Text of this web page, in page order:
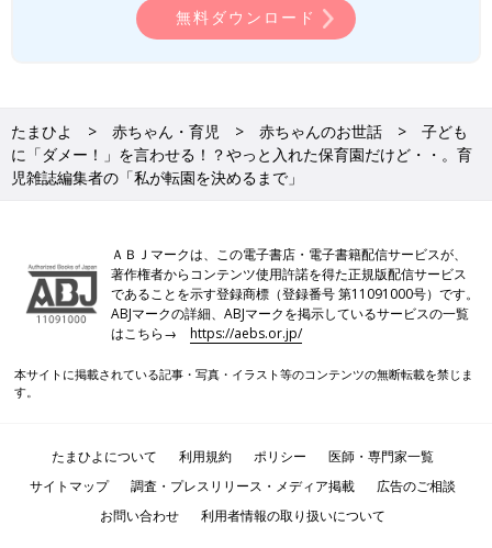
無料ダウンロード
たまひよ 赤ちゃん・育児 赤ちゃんのお世話
子ども
に「ダメー！」を言わせる！？やっと入れた保育園だけど・・。育
児雑誌編集者の「私が転園を決めるまで」
ＡＢＪマークは、この電子書店・電子書籍配信サービスが、
著作権者からコンテンツ使用許諾を得た正規版配信サービス
であることを示す登録商標（登録番号 第11091000号）です。
ABJマークの詳細、ABJマークを掲示しているサービスの一覧
はこちら→https://aebs.or.jp/
本サイトに掲載されている記事・写真・イラスト等のコンテンツの無断転載を禁じま
す。
たまひよについて 利用規約 ポリシー
医師・専門家一覧
サイトマップ
調査・プレスリリース・メディア掲載
広告のご相談
お問い合わせ
利用者情報の取り扱いについて